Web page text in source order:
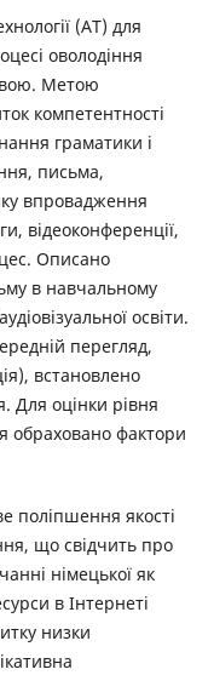
(АТ) для
оволодіння
Метою
компетентності
граматики і
письма,
впровадження
відеоконференції,
Описано
в навчальному
освіти.
перегляд,
встановлено
Для оцінки рівня
обраховано фактори
поліпшення якості
що свідчить про
німецької як
в Інтернеті
низки